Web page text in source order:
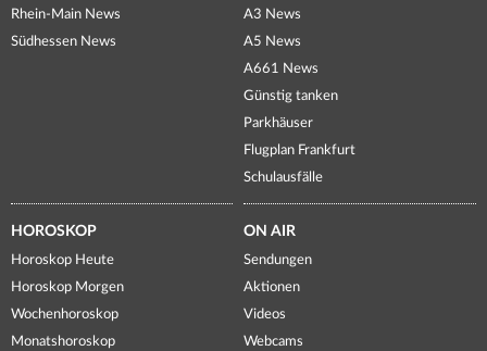
Rhein-Main News
Südhessen News
A3 News
A5 News
A661 News
Günstig tanken
Parkhäuser
Flugplan Frankfurt
Schulausfälle
HOROSKOP
Horoskop Heute
Horoskop Morgen
Wochenhoroskop
Monatshoroskop
ON AIR
Sendungen
Aktionen
Videos
Webcams